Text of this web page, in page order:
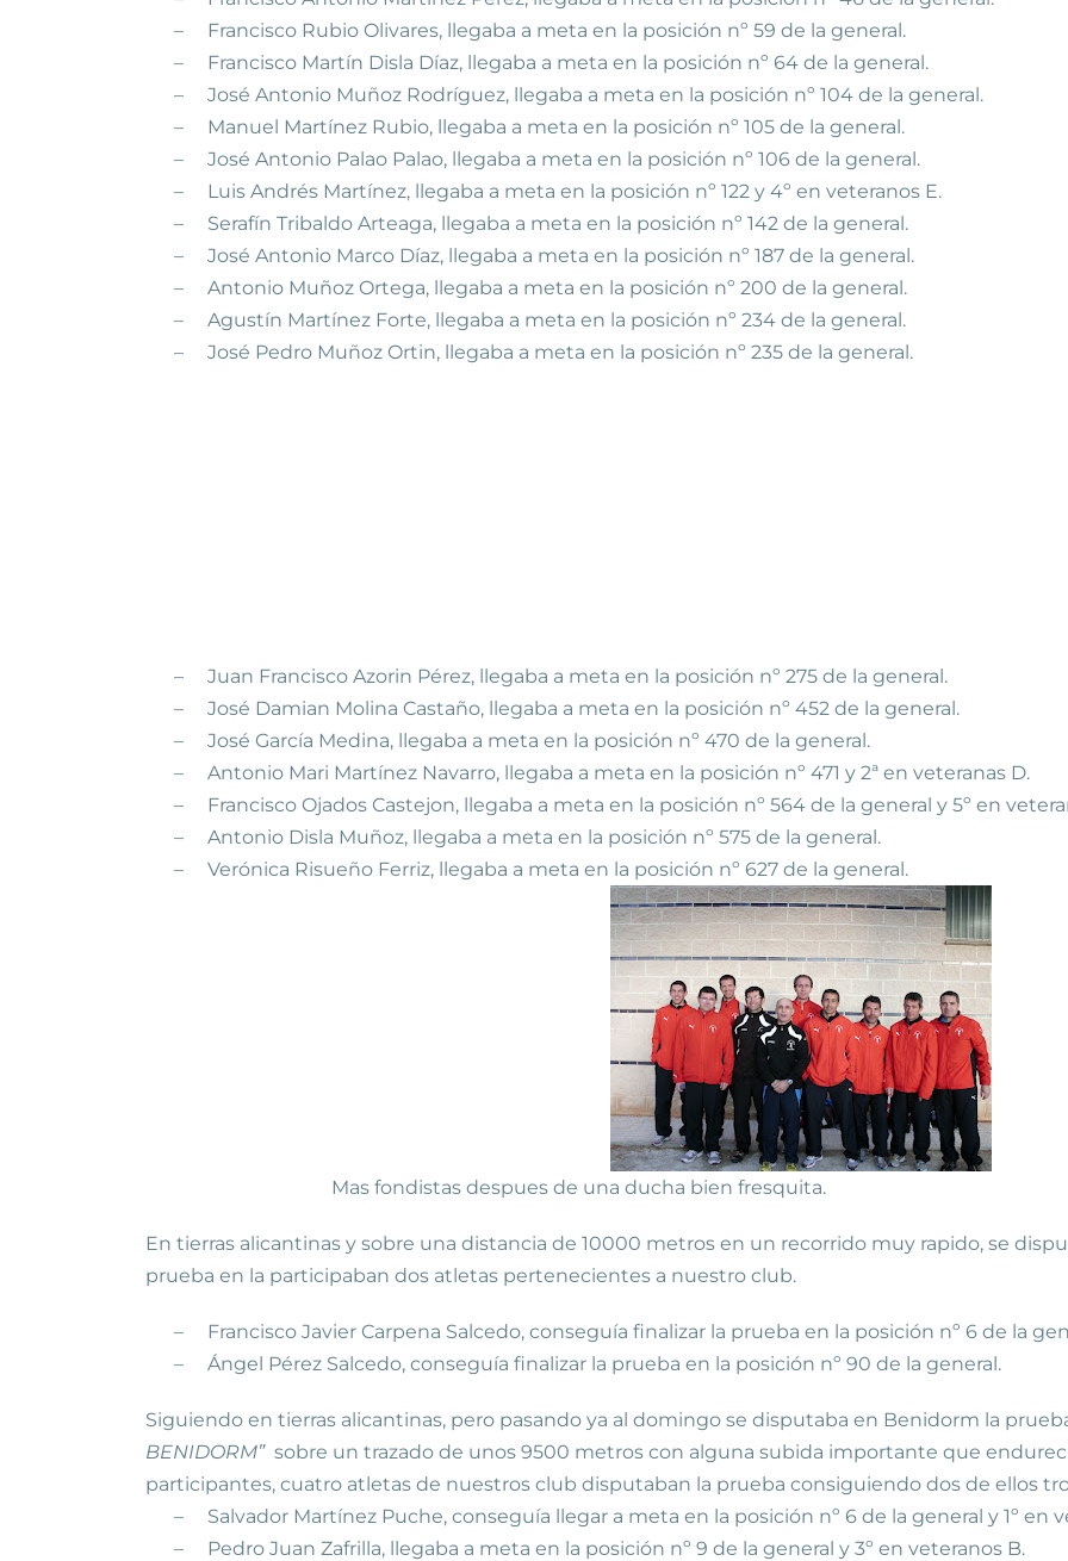
–
Francisco Rubio Olivares, llegaba a meta en la posición nº 59 de la general.
–
Francisco Martín Disla Díaz, llegaba a meta en la posición nº 64 de la general.
–
José Antonio Muñoz Rodríguez, llegaba a meta en la posición nº 104 de la general.
–
Manuel Martínez Rubio, llegaba a meta en la posición nº 105 de la general.
–
José Antonio Palao Palao, llegaba a meta en la posición nº 106 de la general.
–
Luis Andrés Martínez, llegaba a meta en la posición nº 122 y 4º en veteranos E.
–
Serafín Tribaldo Arteaga, llegaba a meta en la posición nº 142 de la general.
–
José Antonio Marco Díaz, llegaba a meta en la posición nº 187 de la general.
–
Antonio Muñoz Ortega, llegaba a meta en la posición nº 200 de la general.
–
Agustín Martínez Forte, llegaba a meta en la posición nº 234 de la general.
–
José Pedro Muñoz Ortin, llegaba a meta en la posición nº 235 de la general.
–
Juan Francisco Azorin Pérez, llegaba a meta en la posición nº 275 de la general.
–
José Damian Molina Castaño, llegaba a meta en la posición nº 452 de la general.
–
José García Medina, llegaba a meta en la posición nº 470 de la general.
–
Antonio Mari Martínez Navarro, llegaba a meta en la posición nº 471 y 2ª en veteranas D.
–
Francisco Ojados Castejon, llegaba a meta en la posición nº 564 de la general y 5º en
–
Antonio Disla Muñoz, llegaba a meta en la posición nº 575 de la general.
–
Verónica Risueño Ferriz, llegaba a meta en la posición nº 627 de la general.
Mas fondistas despues de una ducha bien fresquita.
En tierras alicantinas y sobre una distancia de 10000 metros en un recorrido muy rapido, se
prueba en la participaban dos atletas pertenecientes a nuestro club.
–
Francisco Javier Carpena Salcedo, conseguía finalizar la prueba en la posición nº 6 de la
–
Ángel Pérez Salcedo, conseguía finalizar la prueba en la posición nº 90 de la general.
Siguiendo en tierras alicantinas, pero pasando ya al domingo se disputaba en Benidorm la
BENIDORM” sobre un trazado de unos 9500 metros con alguna subida importante que
participantes, cuatro atletas de nuestros club disputaban la prueba consiguiendo dos de ellos
–
Salvador Martínez Puche, conseguía llegar a meta en la posición nº 6 de la general y 1º en
–
Pedro Juan Zafrilla, llegaba a meta en la posición nº 9 de la general y 3º en veteranos B.